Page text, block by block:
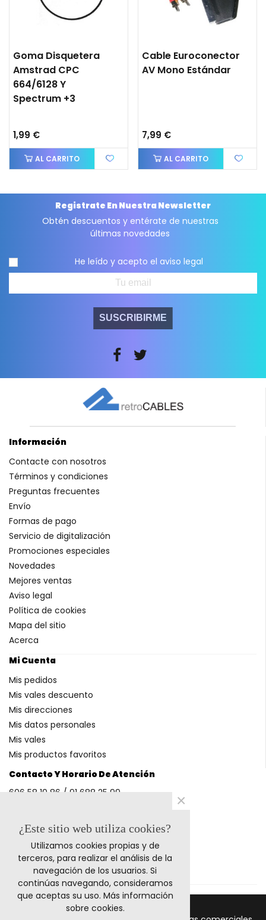
Goma Disquetera
Amstrad CPC
664/6128 Y
Spectrum +3
1,99 €
AL CARRITO
Cable Euroconector
AV Mono Estándar
7,99 €
AL CARRITO
Registrate En Nuestra Newsletter
Obtén descuentos y entérate de nuestras
últimas novedades
He leído y acepto el aviso legal
SUSCRIBIRME
Contacto Y Horario De Atención
606 58 10 86 / 91 688 25 99
Métodos De Pago
Información
Contacte con nosotros
Términos y condiciones
Preguntas frecuentes
Envío
Formas de pago
Servicio de digitalización
Promociones especiales
Novedades
Mejores ventas
Aviso legal
Política de cookies
Mapa del sitio
Acerca
Mi Cuenta
Mis pedidos
Mis vales descuento
Mis direcciones
Mis datos personales
Mis vales
Mis productos favoritos
¿Este sitio web utiliza cookies?
Utilizamos cookies propias y de
terceros, para realizar el análisis de la
navegación de los usuarios. Si
continúas navegando, consideramos
que aceptas su uso. Más información
sobre cookies.
×